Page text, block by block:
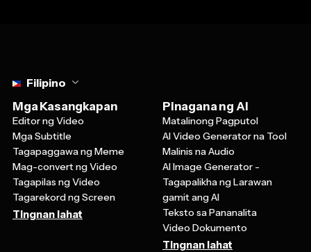
Mga Kasangkapan
Editor ng Video
Mga Subtitle
Tagapaggawa ng Meme
Mag-convert ng Video
Tagapilas ng Video
Tagarekord ng Screen
Tingnan lahat
Matalinong Pagputol
AI Video Generator na Tool
Malinis na Audio
AI Image Generator -
Tagapalikha ng Larawan
gamit ang AI
Teksto sa Pananalita
Video Dokumento
Tingnan lahat